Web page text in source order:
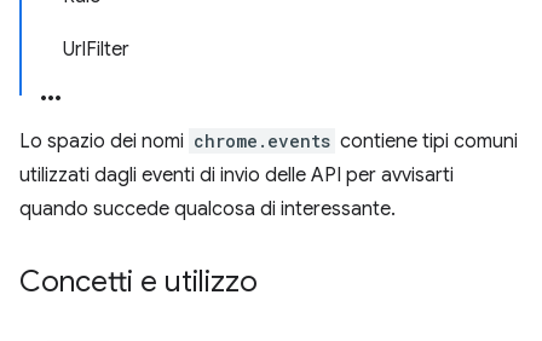
UrlFilter
Lo spazio dei nomi chrome.events contiene tipi comuni
utilizzati dagli eventi di invio delle API per avvisarti
quando succede qualcosa di interessante.
Concetti e utilizzo